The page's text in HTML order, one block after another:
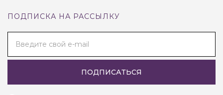
ПОДПИСКА НА РАССЫЛКУ
Введите свой e-mail
ПОДПИСАТЬСЯ